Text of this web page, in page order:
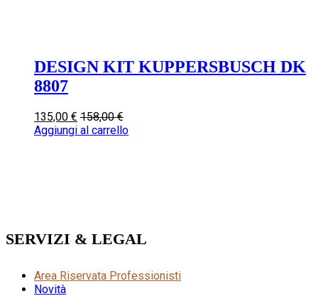
DESIGN KIT KUPPERSBUSCH DK
8807
135,00 € 158,00€
Aggiungi al carrello
SERVIZI & LEGAL
Area Riservata Professionisti
Novità